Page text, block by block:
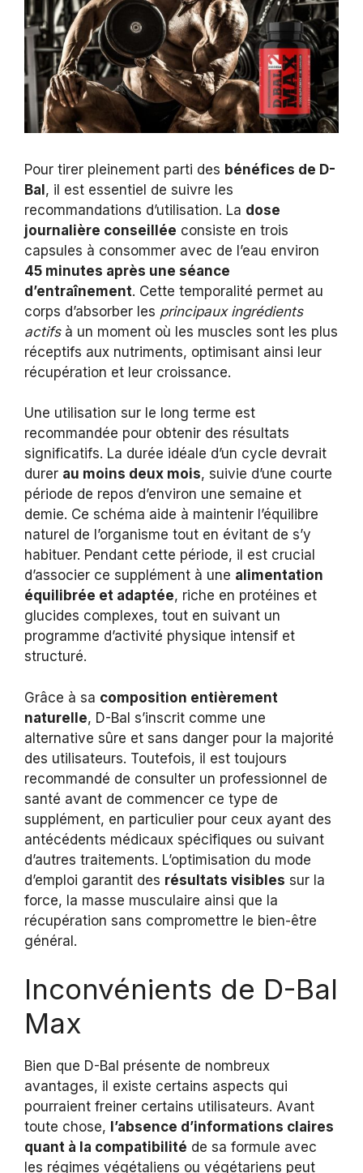
Pour tirer pleinement parti des bénéfices de D-
Bal, il est essentiel de suivre les
recommandations d’utilisation. La dose
journalière conseillée consiste en trois
capsules à consommer avec de l’eau environ
45 minutes après une séance
d’entraînement. Cette temporalité permet au
corps d’absorber les principaux ingrédients
actifsà un moment où les muscles sont les plus
réceptifs aux nutriments, optimisant ainsi leur
récupération et leur croissance.
Une utilisation sur le long terme est
recommandée pour obtenir des résultats
significatifs. La durée idéale d’un cycle devrait
durer au moins deux mois, suivie d’une courte
période de repos d’environ une semaine et
demie. Ce schéma aide à maintenir l’équilibre
naturel de l’organisme tout en évitant de s’y
habituer. Pendant cette période, il est crucial
d’associer ce supplément à une alimentation
équilibrée et adaptée, riche en protéines et
glucides complexes, tout en suivant un
programme d’activité physique intensif et
structuré.
Grâce à sa composition entièrement
naturelle, D-Bal s’inscrit comme une
alternative sûre et sans danger pour la majorité
des utilisateurs. Toutefois, il est toujours
recommandé de consulter un professionnel de
santé avant de commencer ce type de
supplément, en particulier pour ceux ayant des
antécédents médicaux spécifiques ou suivant
d’autres traitements. L’optimisation du mode
d’emploi garantit des résultats visibles sur la
force, la masse musculaire ainsi que la
récupération sans compromettre le bien-être
général.
Inconvénients de D-Bal
Max
Bien que D-Bal présente de nombreux
avantages, il existe certains aspects qui
pourraient freiner certains utilisateurs. Avant
toute chose, l’absence d’informations claires
quant à la compatibilité de sa formule avec
les régimes végétaliens ou végétariens peut